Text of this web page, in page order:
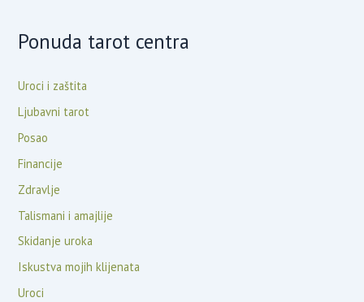
Ponuda tarot centra
Uroci i zaštita
Ljubavni tarot
Posao
Financije
Zdravlje
Talismani i amajlije
Skidanje uroka
Iskustva mojih klijenata
Uroci